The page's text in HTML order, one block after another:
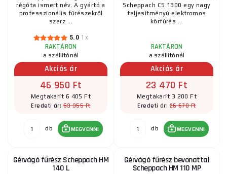
régóta ismert név. A gyártó a
professzionális fűrészekről
szerz ...
5.0 1x
RAKTÁRON
a szállítónál
Akciós ár
46 950 Ft
Megtakarít 6 405 Ft
Eredeti ár:53 355 Ft
db MEGVENNI
Scheppach CS 1300 egy nagy
teljesítményű elektromos
körfűrés ...
RAKTÁRON
a szállítónál
Akciós ár
23 470 Ft
Megtakarít 3 200 Ft
Eredeti ár:26 670 Ft
db MEGVENNI
Gérvágó fűrész Scheppach HM
140 L
Gérvágó fűrész bevonattal
Scheppach HM 110 MP